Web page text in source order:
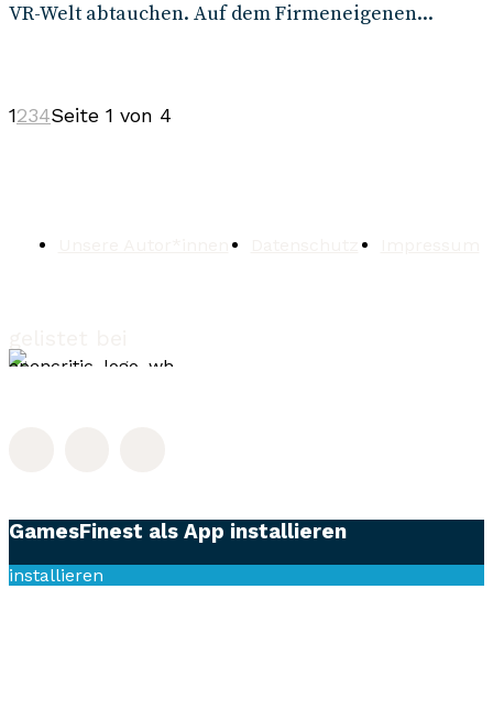
VR-Welt abtauchen. Auf dem Firmeneigenen...
1234Seite 1 von 4
GamesFinest als App installieren
installieren